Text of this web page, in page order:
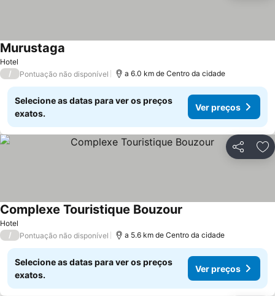
Hotel
Murustaga
/ Pontuação não disponível a 6.0 km de Centro da cidade
Selecione as datas para ver os preços
exatos.
Ver preços
Partilhar
Hotel
Complexe Touristique Bouzour
/ Pontuação não disponível a 5.6 km de Centro da cidade
Selecione as datas para ver os preços
exatos.
Ver preços